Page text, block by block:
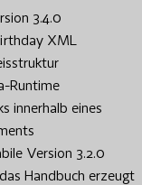
3.4.0
XML
Runtime
innerhalb eines
Version 3.2.0
Handbuch erzeugt